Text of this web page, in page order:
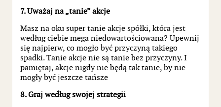
7. Uważaj na „tanie” akcje
Masz na oku super tanie akcje spółki, która jest
według ciebie mega niedowartościowana? Upewnij
się najpierw, co mogło być przyczyną takiego
spadki. Tanie akcje nie są tanie bez przyczyny. I
pamiętaj, akcje nigdy nie będą tak tanie, by nie
mogły być jeszcze tańsze
8. Graj według swojej strategii